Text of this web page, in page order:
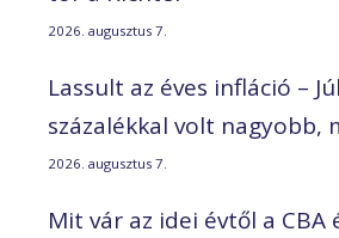
2026. augusztus 7.
Lassult az éves infláció –
százalékkal volt nagyobb,
2026. augusztus 7.
Mit vár az idei évtől a CBA